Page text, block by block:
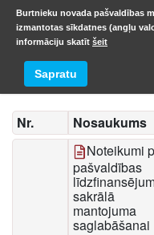
Noteikumi
Nr. Nosaukums
Noteikumi
pašvaldības
sakrālā
mantojuma
saglabāšanai
Burtnieku novada pašvaldības
izmantotas sīkdatnes (angļu
informāciju skatīt šeit
Sapratu